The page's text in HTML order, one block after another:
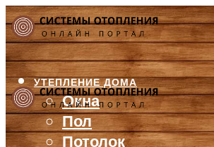
УТЕПЛЕНИЕ ДОМА
Окна
Пол
Потолок